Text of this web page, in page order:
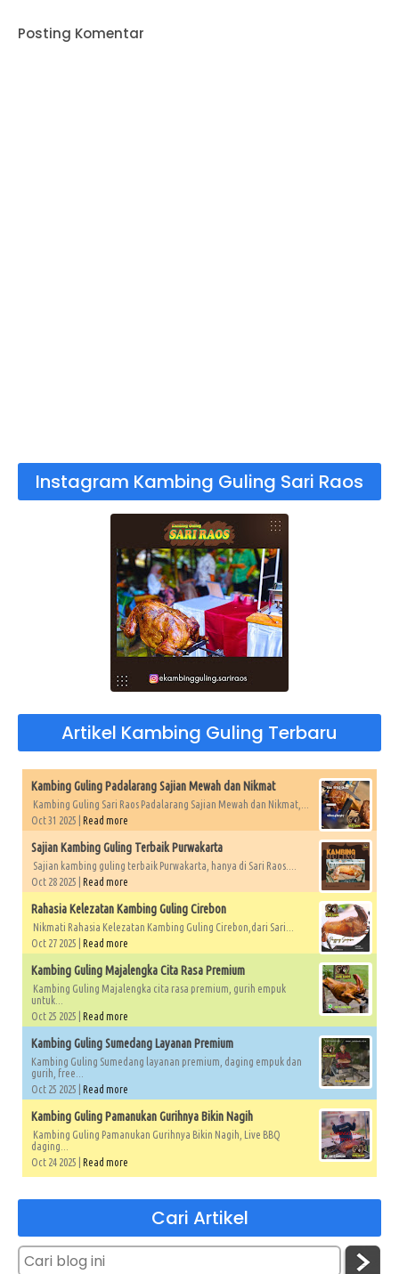
Posting Komentar
Instagram Kambing Guling Sari Raos
Artikel Kambing Guling Terbaru
Kambing Guling Padalarang Sajian Mewah dan Nikmat
Kambing Guling Sari Raos Padalarang Sajian Mewah dan Nikmat,...
Oct 31 2025 | Read more
Sajian Kambing Guling Terbaik Purwakarta
Sajian kambing guling terbaik Purwakarta, hanya di Sari Raos....
Oct 28 2025 | Read more
Rahasia Kelezatan Kambing Guling Cirebon
Nikmati Rahasia Kelezatan Kambing Guling Cirebon,dari Sari...
Oct 27 2025 | Read more
Kambing Guling Majalengka Cita Rasa Premium
Kambing Guling Majalengka cita rasa premium, gurih empuk
untuk...
Oct 25 2025 | Read more
Kambing Guling Sumedang Layanan Premium
Kambing Guling Sumedang layanan premium, daging empuk dan
gurih, free...
Oct 25 2025 | Read more
Kambing Guling Pamanukan Gurihnya Bikin Nagih
Kambing Guling Pamanukan Gurihnya Bikin Nagih, Live BBQ
daging...
Oct 24 2025 | Read more
Cari Artikel